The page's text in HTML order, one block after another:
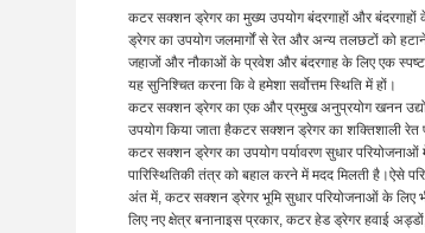
कटर सक्शन ड्रेगर का मुख्य उपयोग बंदरगाहों और बंदरगाहों के
ड्रेगर का उपयोग जलमार्गों से रेत और अन्य तलछटों को
जहाजों और नौकाओं के प्रवेश और बंदरगाह के लिए एक स्पष्ट
यह सुनिश्चित करना कि वे हमेशा सर्वोत्तम स्थिति में हों।
कटर सक्शन ड्रेगर का एक और प्रमुख अनुप्रयोग खनन
उपयोग किया जाता हैकटर सक्शन ड्रेगर का शक्तिशाली
कटर सक्शन ड्रेगर का उपयोग पर्यावरण सुधार
पारिस्थितिकी तंत्र को बहाल करने में मदद मिलती है।ऐसे
अंत में, कटर सक्शन ड्रेगर भूमि सुधार परियोजनाओं के लिए
लिए नए क्षेत्र बनानाइस प्रकार, कटर हेड ड्रेगर हवाई